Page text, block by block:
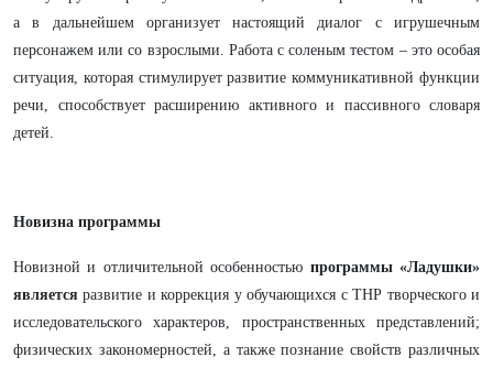
а в дальнейшем организует настоящий диалог с игрушечным
персонажем или со взрослыми. Работа с соленым тестом – это особая
ситуация, которая стимулирует развитие коммуникативной функции
речи, способствует расширению активного и пассивного словаря
детей.
Новизна программы
Новизной и отличительной особенностью программы «Ладушки»
являетсяразвитие и коррекция у обучающихся с ТНР творческого и
исследовательского характеров, пространственных представлений;
физических закономерностей, а также познание свойств различных